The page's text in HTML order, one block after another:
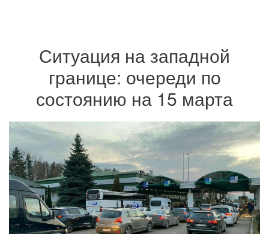
Ситуация на западной
границе: очереди по
состоянию на 15 марта